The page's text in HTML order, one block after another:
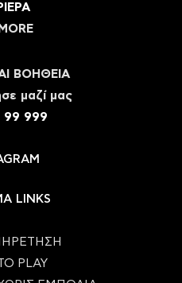
ΒΟΗΘΕΙΑ
μαζί μας
99 999
LINKS
PLAY